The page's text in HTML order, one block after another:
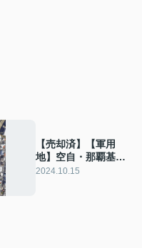
【売却済】【軍用
地】空自・那覇基
地 安心安定の軍用
2024.10.15